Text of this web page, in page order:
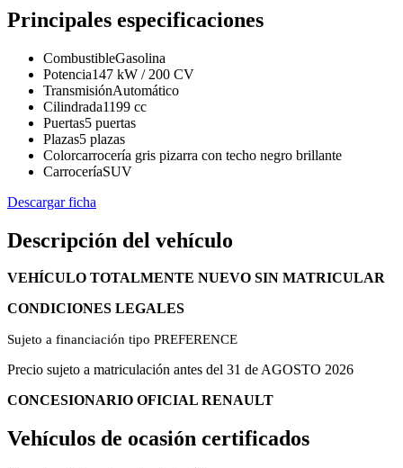
Principales especificaciones
CombustibleGasolina
Potencia147 kW / 200 CV
TransmisiónAutomático
Cilindrada1199 cc
Puertas5 puertas
Plazas5 plazas
Colorcarrocería gris pizarra con techo negro brillante
CarroceríaSUV
Descargar ficha
Descripción del vehículo
VEHÍCULO TOTALMENTE NUEVO SIN MATRICULAR
CONDICIONES LEGALES
Sujeto a financiación tipo PREFERENCE
Precio sujeto a matriculación antes del 31 de AGOSTO 2026
CONCESIONARIO OFICIAL RENAULT
Vehículos de ocasión certificados